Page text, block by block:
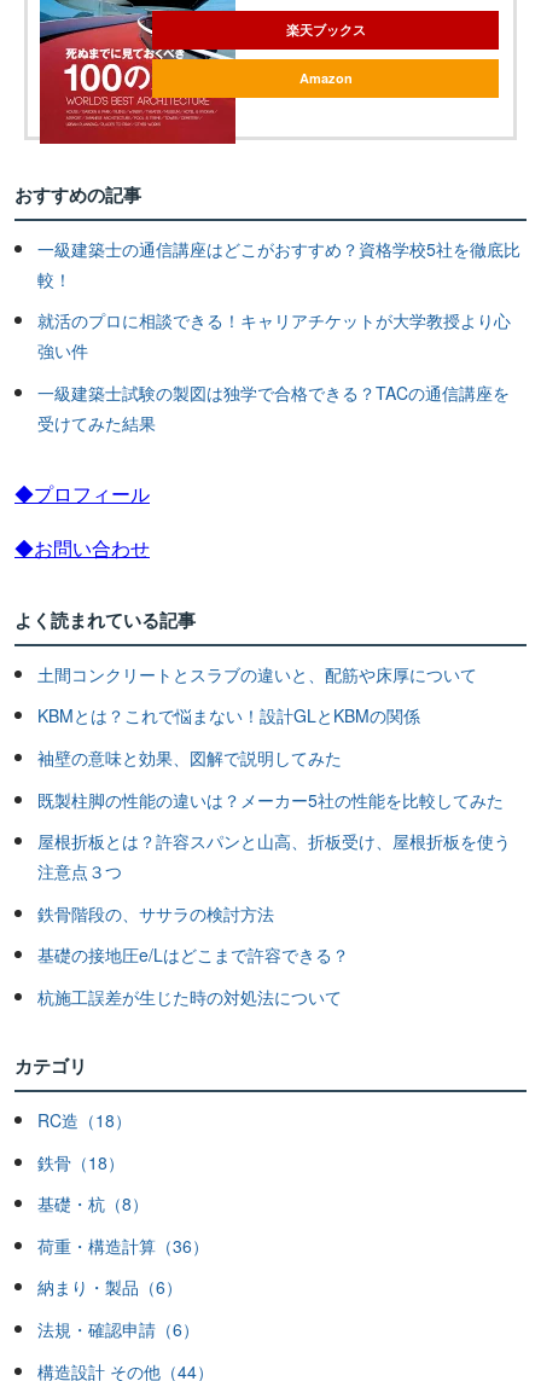
楽天ブックス
Amazon
おすすめの記事
一級建築士の通信講座はどこがおすすめ？資格学校5社を徹底比
較！
就活のプロに相談できる！キャリアチケットが大学教授より心
強い件
一級建築士試験の製図は独学で合格できる？TACの通信講座を
受けてみた結果
◆プロフィール
◆お問い合わせ
よく読まれている記事
土間コンクリートとスラブの違いと、配筋や床厚について
KBMとは？これで悩まない！設計GLとKBMの関係
袖壁の意味と効果、図解で説明してみた
既製柱脚の性能の違いは？メーカー5社の性能を比較してみた
屋根折板とは？許容スパンと山高、折板受け、屋根折板を使う
注意点３つ
鉄骨階段の、ササラの検討方法
基礎の接地圧e/Lはどこまで許容できる？
杭施工誤差が生じた時の対処法について
カテゴリ
RC造（18）
鉄骨（18）
基礎・杭（8）
荷重・構造計算（36）
納まり・製品（6）
法規・確認申請（6）
構造設計 その他（44）